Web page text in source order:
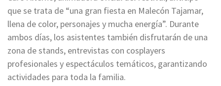
que se trata de “una gran fiesta en Malecón Tajamar,
llena de color, personajes y mucha energía”. Durante
ambos días, los asistentes también disfrutarán de una
zona de stands, entrevistas con cosplayers
profesionales y espectáculos temáticos, garantizando
actividades para toda la familia.